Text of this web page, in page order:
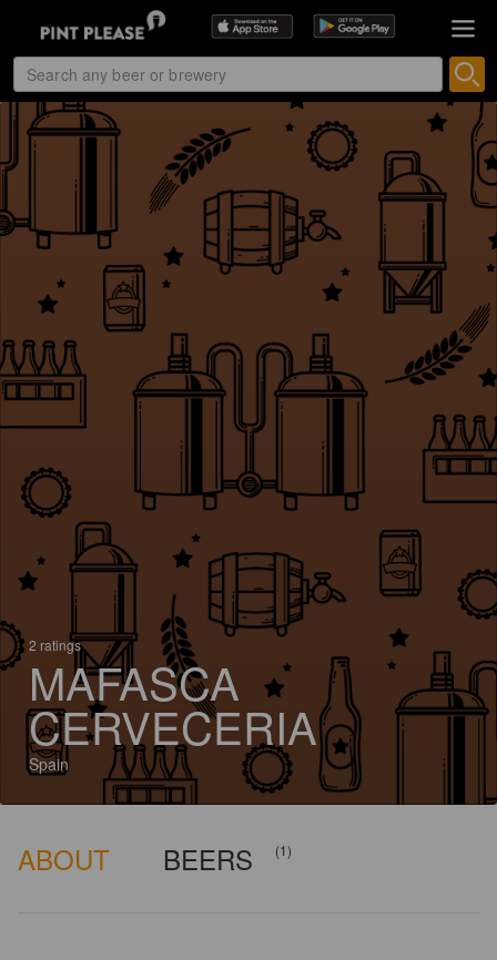
2 ratings
MAFASCA
CERVECERIA
Spain
ABOUT BEERS (1)